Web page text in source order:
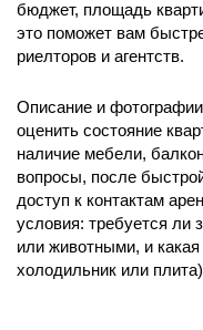
бюджет, площадь
это поможет вам
риелторов и агентств.
Описание и
оценить состояние
наличие мебели,
вопросы, после
доступ к контактам
условия: требуется ли
или животными, и какая
холодильник или